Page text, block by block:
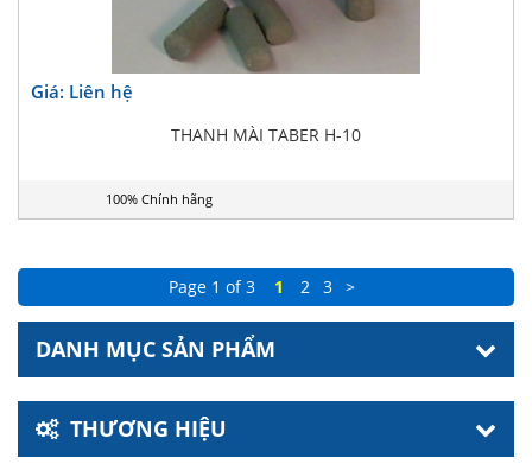
Giá: Liên hệ
THANH MÀI TABER H-10
100% Chính hãng
Page 1 of 3 1 2 3 >
DANH MỤC SẢN PHẨM
THƯƠNG HIỆU